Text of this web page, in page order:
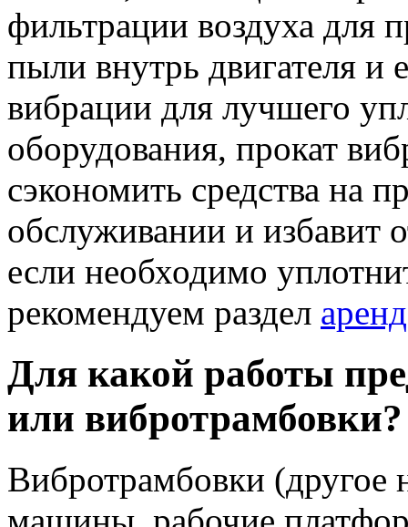
фильтрации воздуха для
пыли внутрь двигателя и
вибрации для лучшего
оборудования, прокат
сэкономить средства на
обслуживании и избавит
если необходимо
рекомендуем раздел
Для какой работы
или вибротрамбовки?
Вибротрамбовки (другое